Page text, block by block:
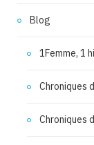
Blog
1Femme, 1
Chroniques
Chroniques